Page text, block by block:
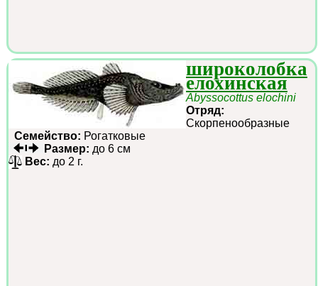
широколобка
елохинская
Abyssocottus elochini
Отряд:
Скорпенообразные
Семейство: Рогатковые
Размер: до 6 см
Вес: до 2 г.